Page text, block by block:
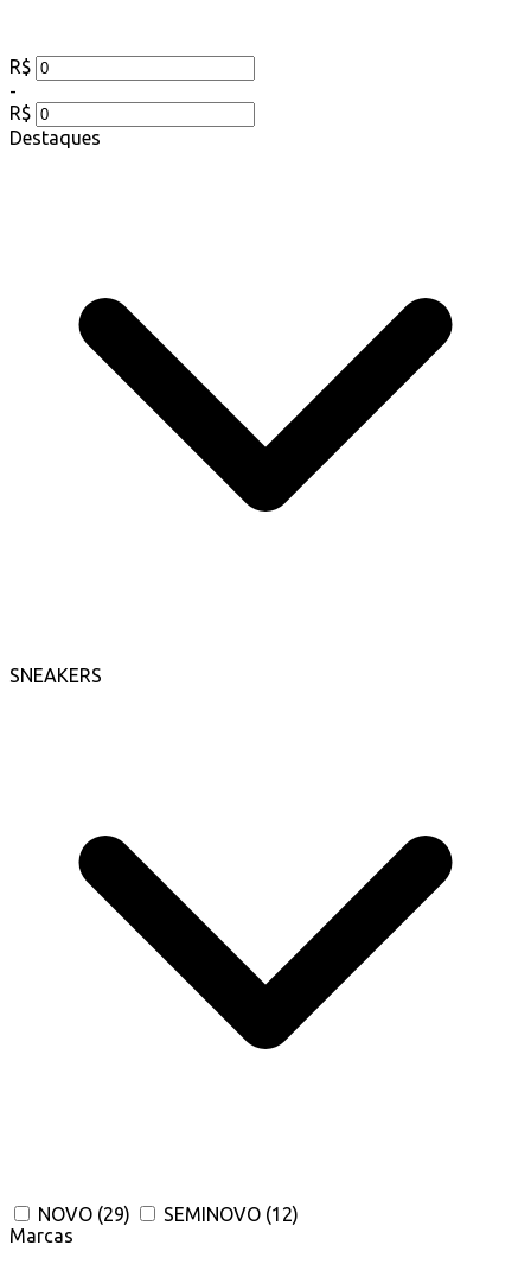
R$
-
R$
Destaques
SNEAKERS
NOVO (29) SEMINOVO (12)
Marcas